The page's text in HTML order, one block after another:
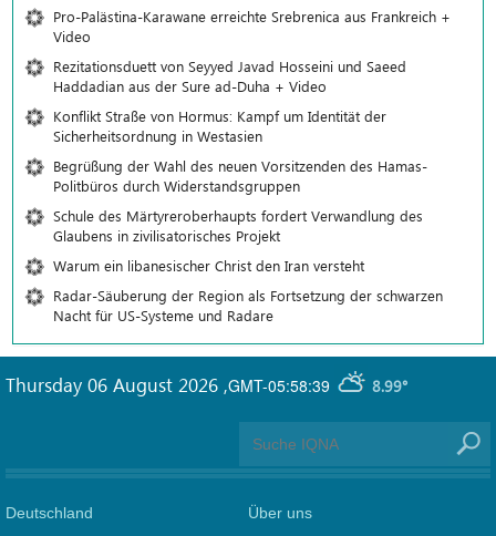
Pro-Palästina-Karawane erreichte Srebrenica aus Frankreich +
Video
Rezitationsduett von Seyyed Javad Hosseini und Saeed
Haddadian aus der Sure ad-Duha + Video
Konflikt Straße von Hormus: Kampf um Identität der
Sicherheitsordnung in Westasien
Begrüßung der Wahl des neuen Vorsitzenden des Hamas-
Politbüros durch Widerstandsgruppen
Schule des Märtyreroberhaupts fordert Verwandlung des
Glaubens in zivilisatorisches Projekt
Warum ein libanesischer Christ den Iran versteht
Radar-Säuberung der Region als Fortsetzung der schwarzen
Nacht für US-Systeme und Radare
GMT-05:58:39 8.99°
Thursday 06 August 2026 ,
Deutschland
Über uns